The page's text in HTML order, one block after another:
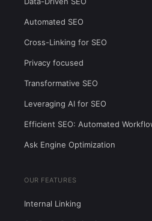
Automated SEO
Cross-Linking for SEO
Privacy focused
Transformative SEO
Leveraging AI for SEO
Efficient SEO: Automated
Ask Engine Optimization
OUR FEATURES
Internal Linking